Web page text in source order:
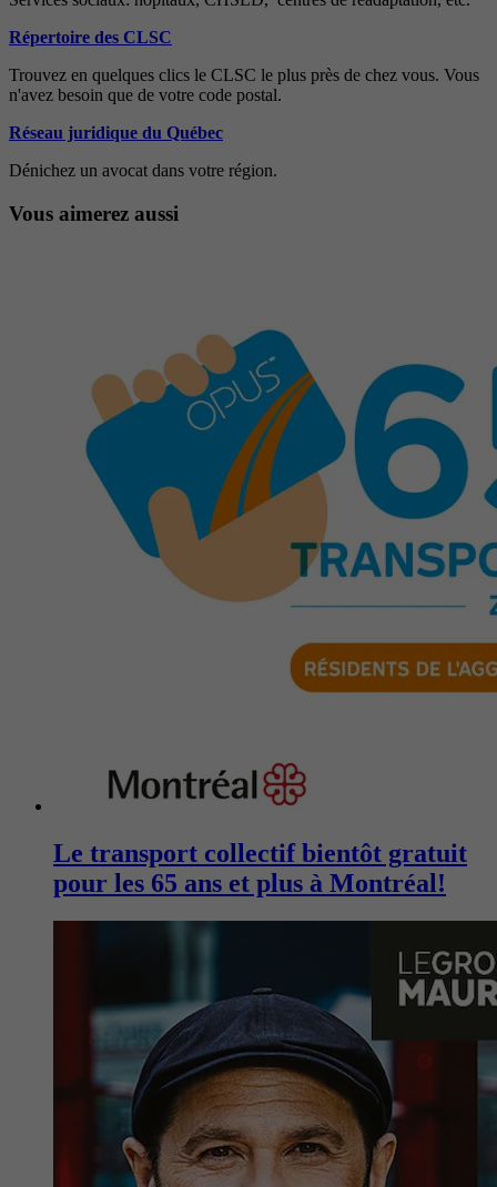
Répertoire des CLSC
Trouvez en quelques clics le CLSC le plus près de chez vous. Vous
n'avez besoin que de votre code postal.
Réseau juridique du Québec
Dénichez un avocat dans votre région.
Vous aimerez aussi
Le transport collectif bientôt gratuit
pour les 65 ans et plus à Montréal!